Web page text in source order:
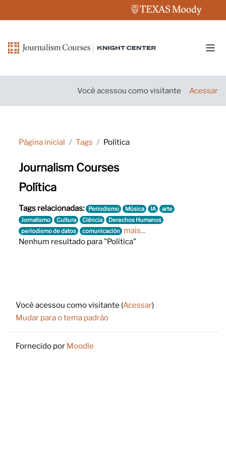
Você acessou como visitante Acessar
Página inicial Tags Política
Journalism Courses
Política
Tags relacionadas: Periodismo Música IA
arte
Jornalismo
Cultura Ciência
Derechos Humanos
periodismo de datos
comunicación mais...
Nenhum resultado para "Política"
Você acessou como visitante (Acessar)
Mudar para o tema padrão
Fornecido por Moodle